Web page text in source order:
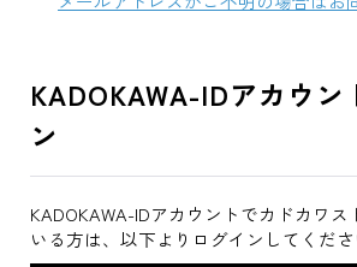
KADOKAWA-IDアカウン
ン
KADOKAWA-IDアカウントでカドカワ
いる方は、以下よりログインしてくださ